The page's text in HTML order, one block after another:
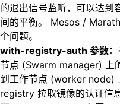
的退出信号监听，可以达到
间的平衡。 Mesos /
个问题。
with-registry-auth 参数：
节点 (Swarm manager)
到工作节点 (worker node)
registry 拉取镜像的认证信